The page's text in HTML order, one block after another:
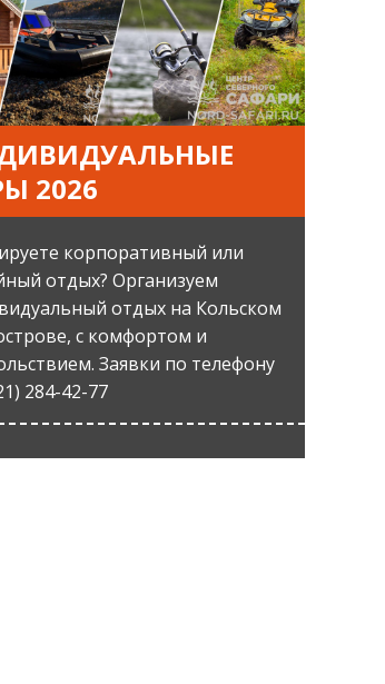
2026
корпоративный или
отдых? Организуем
отдых на Кольском
с комфортом и
Заявки по телефону
284-42-77